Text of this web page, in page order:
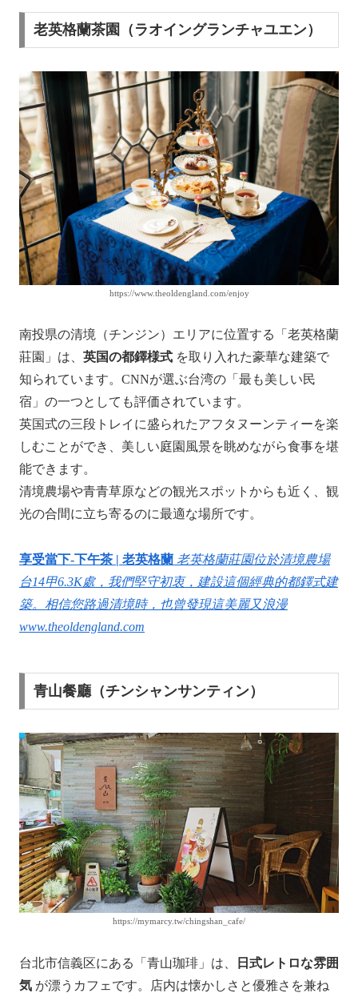
老英格蘭茶園（ラオイングランチャユエン）
https://www.theoldengland.com/enjoy
南投県の清境（チンジン）エリアに位置する「老英格蘭
莊園」は、 英国の都鐸様式 を取り入れた豪華な建築で
知られています。​CNNが選ぶ台湾の「最も美しい民
宿」の一つとしても評価されています。
英国式の三段トレイに盛られたアフタヌーンティーを楽
しむことができ、美しい庭園風景を眺めながら食事を堪
能できます。 ​
​清境農場や青青草原などの観光スポットからも近く、観
光の合間に立ち寄るのに最適な場所です。 ​
享受當下-下午茶 | 老英格蘭 老英格蘭莊園位於清境農場
台14甲6.3K處，我們堅守初衷，建設這個經典的都鐸式建
築。相信您路過清境時，也曾發現這美麗又浪漫
www.theoldengland.com
青山餐廳（チンシャンサンティン）
https://mymarcy.tw/chingshan_cafe/
台北市信義区にある「青山珈琲」は、
日式レトロな雰囲
気 が漂うカフェです。​店内は懐かしさと優雅さを兼ね